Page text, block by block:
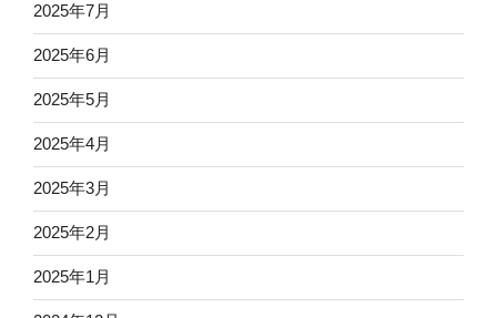
2025年7月
2025年6月
2025年5月
2025年4月
2025年3月
2025年2月
2025年1月